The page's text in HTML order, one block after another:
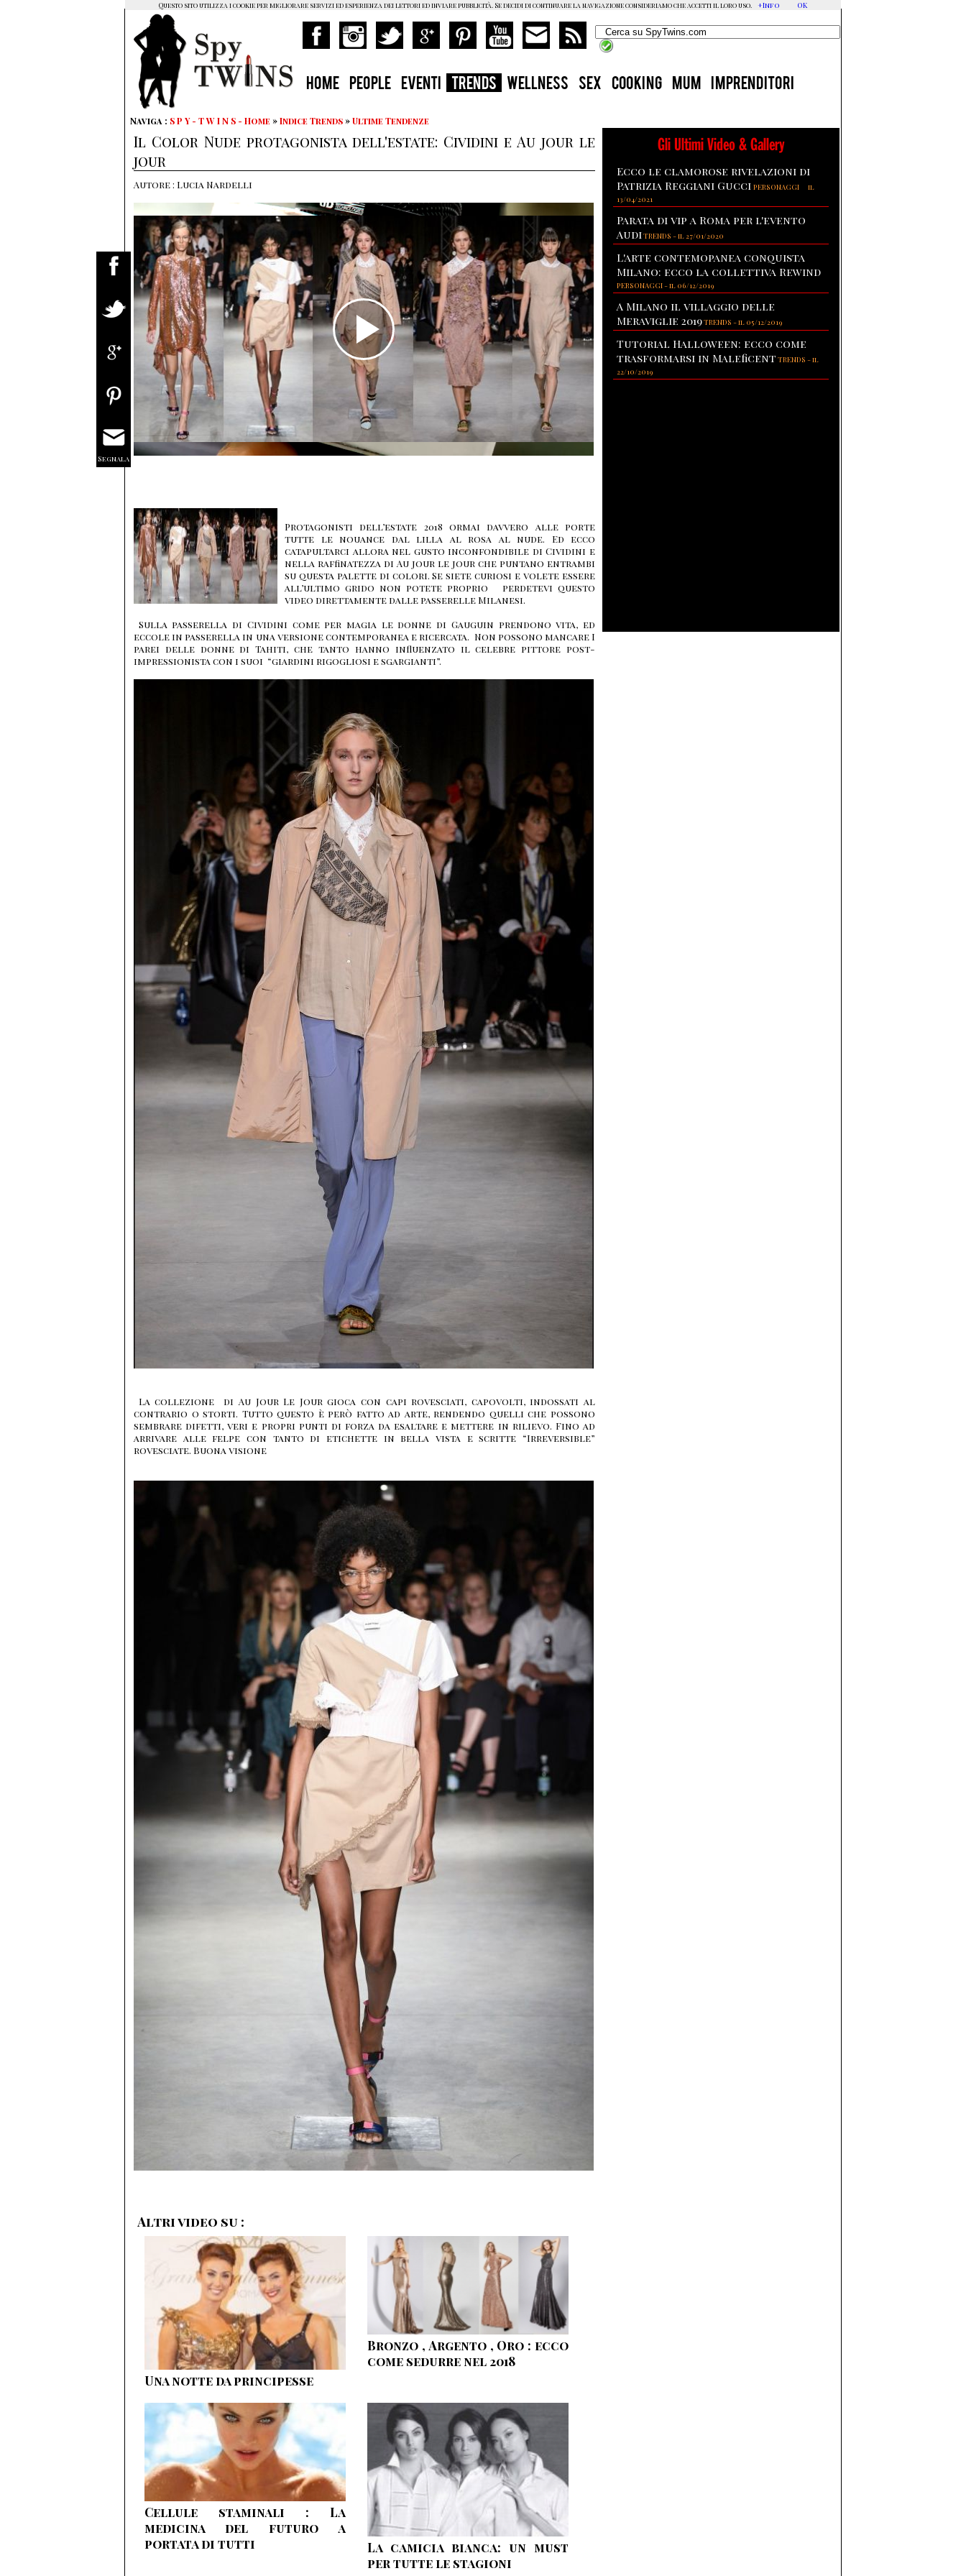
HOME PEOPLE EVENTI TRENDS WELLNESS SEX COOKING MUM IMPRENDITORI
Naviga : S P Y - T W I N S - Home »Indice Trends »Ultime Tendenze
Il Color Nude protagonista dell'estate: Cividini e Au jour le
jour
Autore : Lucia Nardelli
Protagonisti dell’estate 2018 ormai davvero alle porte
tutte le nouance dal lilla al rosa al nude. Ed ecco
catapultarci allora nel gusto inconfondibile di Cividini e
nella raffinatezza di Au jour le jour che puntano entrambi
su questa palette di colori. Se siete curiosi e volete essere
all’ultimo grido non potete proprio perdetevi questo
video direttamente dalle passerelle Milanesi.
Sulla passerella di Cividini come per magia le donne di Gauguin prendono vita, ed
eccole in passerella in una versione contemporanea e ricercata. Non possono mancare I
parei delle donne di Tahiti, che tanto hanno influenzato il celebre pittore post-
impressionista con i suoi “giardini rigogliosi e sgargianti”.
La collezione di Au Jour Le Jour gioca con capi rovesciati, capovolti, indossati al
contrario o storti. Tutto questo è però fatto ad arte, rendendo quelli che possono
sembrare difetti, veri e propri punti di forza da esaltare e mettere in rilievo. Fino ad
arrivare alle felpe con tanto di etichette in bella vista e scritte “Irreversible”
rovesciate. Buona visione
Altri video su :
Una notte da principesse
Bronzo , Argento , Oro : ecco
come sedurre nel 2018
Cellule staminali : La
medicina del futuro a
portata di tutti
La camicia bianca: un must
per tutte le stagioni
Segnala
Gli Ultimi Video & Gallery
Ecco le clamorose rivelazioni di
Patrizia Reggiani Gucci PERSONAGGI
il
13/04/2021
Parata di vip a Roma per l'evento
AudiTRENDS -il 27/01/2020
L'arte contemopanea conquista
Milano: ecco la collettiva Rewind
PERSONAGGI-il 06/12/2019
A Milano il villaggio delle
Meraviglie 2019TRENDS -il 05/12/2019
Tutorial Halloween: ecco come
trasformarsi in Maleficent TRENDS -il
22/10/2019
Questo sito utilizza i cookie per migliorare servizi ed esperienza dei lettori ed inviare pubblicità. Se decidi di continuare la navigazione consideriamo che accetti il loro uso. +Info OK